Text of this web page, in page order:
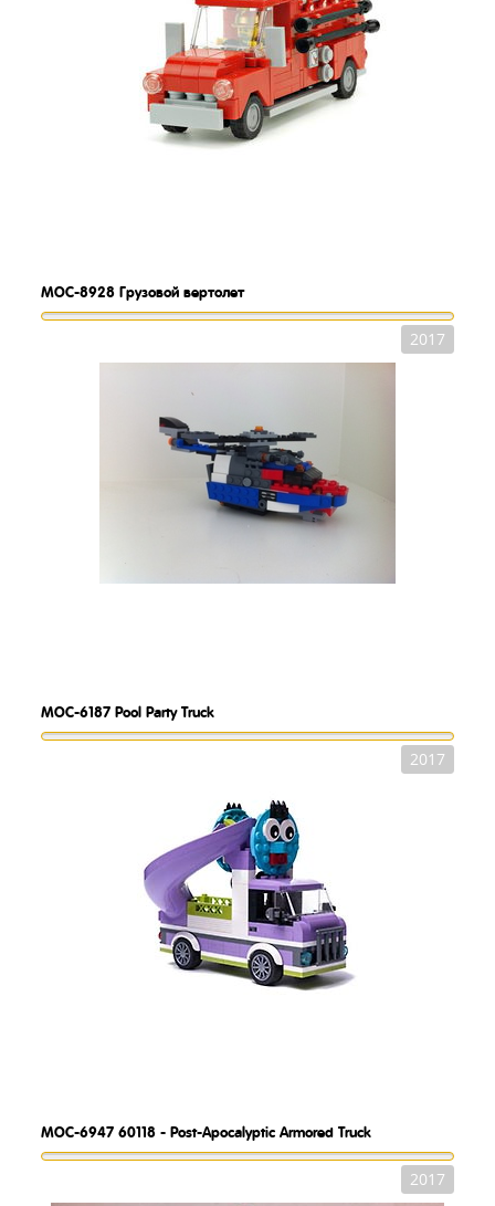
MOC-8928 Грузовой вертолет
2017
MOC-6187 Pool Party Truck
2017
MOC-6947 60118 - Post-Apocalyptic Armored Truck
2017